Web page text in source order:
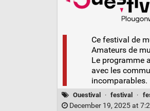
Ce festival de
Amateurs de
Le programme
avec les
incomparables.
Ouestival · festival ·
December 19, 2025 at